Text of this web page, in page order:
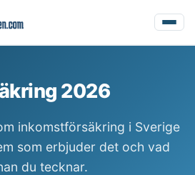
2026
inkomstförsäkring i Sverige
som erbjuder det och vad
du tecknar.